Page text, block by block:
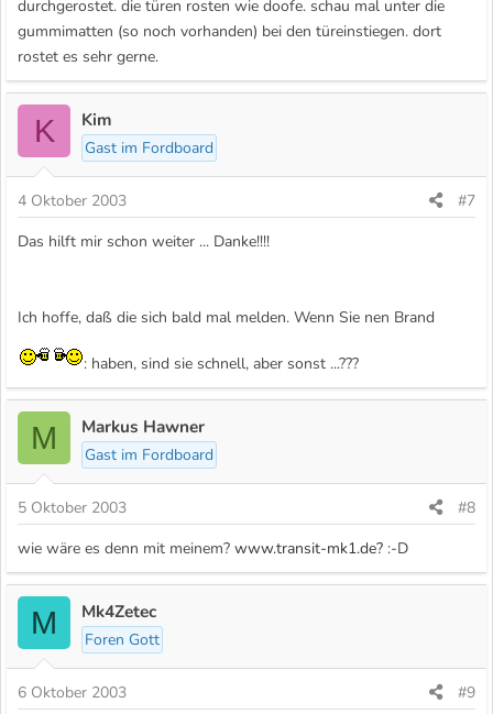
durchgerostet. die türen rosten wie doofe. schau mal unter die
gummimatten (so noch vorhanden) bei den türeinstiegen. dort
rostet es sehr gerne.
K Kim
Gast im Fordboard
4 Oktober 2003
#7
Das hilft mir schon weiter ... Danke!!!!
Ich hoffe, daß die sich bald mal melden. Wenn Sie nen Brand
: haben, sind sie schnell, aber sonst ...???
M Markus Hawner
Gast im Fordboard
5 Oktober 2003
#8
wie wäre es denn mit meinem? www.transit-mk1.de? :-D
M Mk4Zetec
Foren Gott
6 Oktober 2003
#9